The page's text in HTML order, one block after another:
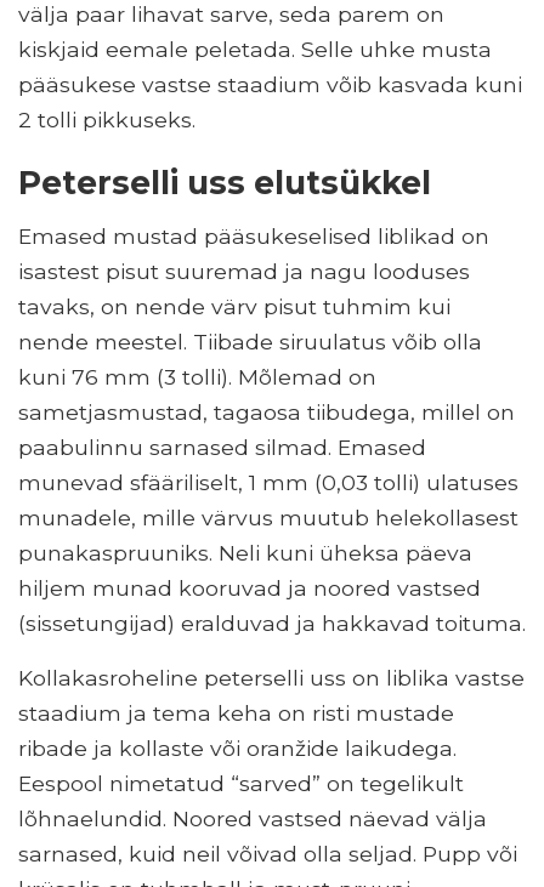
välja paar lihavat sarve, seda parem on
kiskjaid eemale peletada. Selle uhke musta
pääsukese vastse staadium võib kasvada kuni
2 tolli pikkuseks.
Peterselli uss elutsükkel
Emased mustad pääsukeselised liblikad on
isastest pisut suuremad ja nagu looduses
tavaks, on nende värv pisut tuhmim kui
nende meestel. Tiibade siruulatus võib olla
kuni 76 mm (3 tolli). Mõlemad on
sametjasmustad, tagaosa tiibudega, millel on
paabulinnu sarnased silmad. Emased
munevad sfääriliselt, 1 mm (0,03 tolli) ulatuses
munadele, mille värvus muutub helekollasest
punakaspruuniks. Neli kuni üheksa päeva
hiljem munad kooruvad ja noored vastsed
(sissetungijad) eralduvad ja hakkavad toituma.
Kollakasroheline peterselli uss on liblika vastse
staadium ja tema keha on risti mustade
ribade ja kollaste või oranžide laikudega.
Eespool nimetatud “sarved” on tegelikult
lõhnaelundid. Noored vastsed näevad välja
sarnased, kuid neil võivad olla seljad. Pupp või